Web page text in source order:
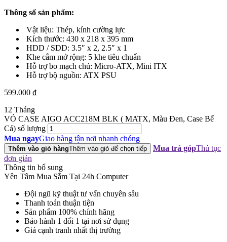
Thông số sản phẩm:
Vật liệu: Thép, kính cường lực
Kích thước: 430 x 218 x 395 mm
HDD / SDD: 3.5″ x 2, 2.5″ x 1
Khe cắm mở rộng: 5 khe tiêu chuẩn
Hỗ trợ bo mạch chủ: Micro-ATX, Mini ITX
Hỗ trợ bộ nguồn: ATX PSU
599.000 ₫
12 Tháng
VỎ CASE AIGO ACC218M BLK ( MATX, Màu Đen, Case Bể
Cá) số lượng
Mua ngayGiao hàng tận nơi nhanh chóng
Thêm vào giỏ hàngThêm vào giỏ để chọn tiếp Mua trả gópThủ tục
đơn giản
Thông tin bổ sung
Yên Tâm Mua Sắm Tại 24h Computer
Đội ngũ kỹ thuật tư vấn chuyên sâu
Thanh toán thuận tiện
Sản phẩm 100% chính hãng
Bảo hành 1 đổi 1 tại nơi sử dụng
Giá cạnh tranh nhất thị trường